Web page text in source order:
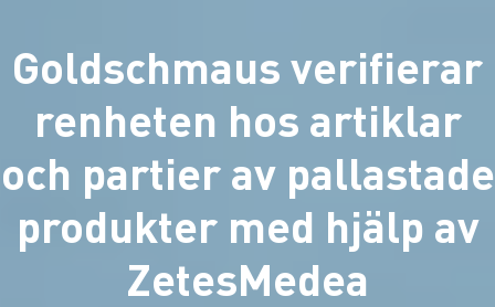
Goldschmaus verifierar
renheten hos artiklar
och partier av pallastade
produkter med hjälp av
ZetesMedea